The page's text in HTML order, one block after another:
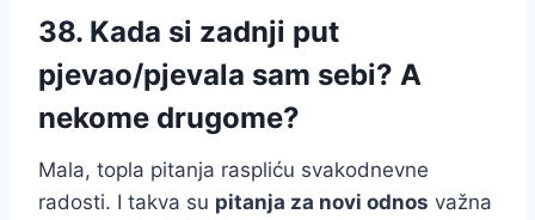
38. Kada si zadnji put
pjevao/pjevala sam sebi? A
nekome drugome?
Mala, topla pitanja raspliću svakodnevne
radosti. I takva su pitanja za novi odnos važna